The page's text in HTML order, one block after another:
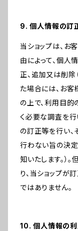
9. 個人情報の訂
当ショップは、お
由によって、個
正、追加又は削除
た場合には、お
の上で、利用目
く必要な調査を行
の訂正等を行い、
行わない旨の決定
知いたします。）
り、当ショップが
ではありません。
10. 個人情報の